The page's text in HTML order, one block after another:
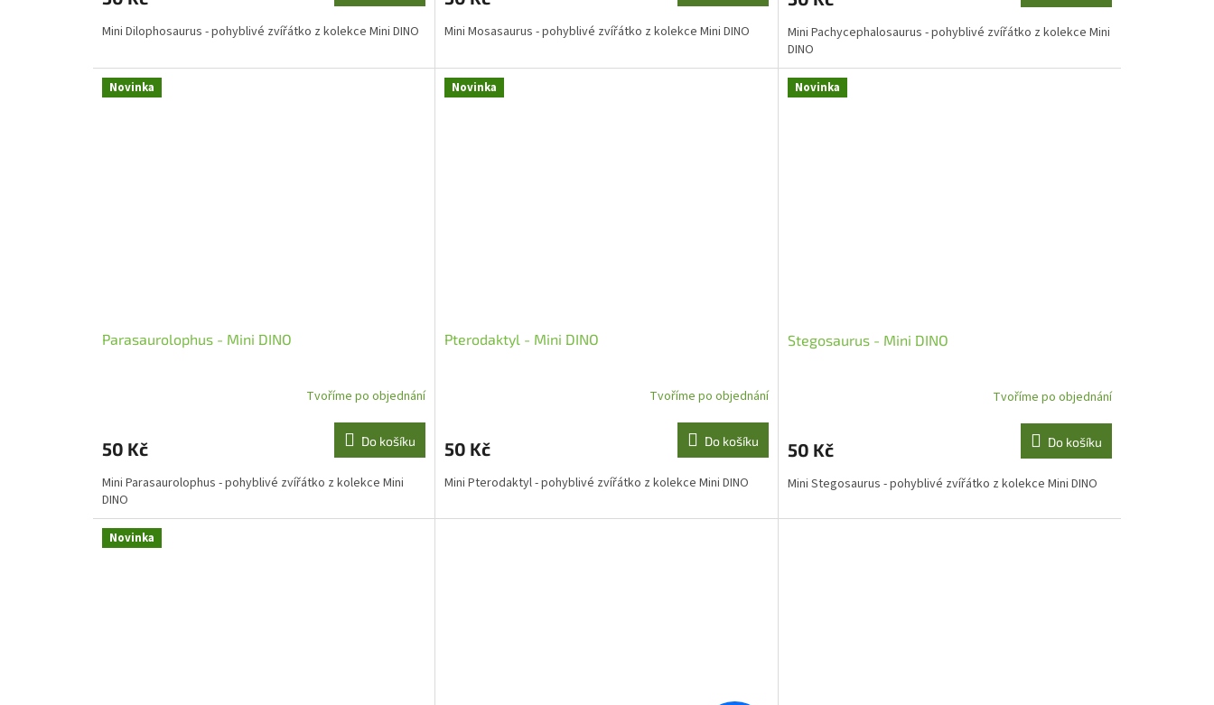
Mini Dilophosaurus - pohyblivé zvířátko z kolekce Mini DINO Mini Mosasaurus - pohyblivé zvířátko z kolekce Mini DINO
Mini Pachycephalosaurus - pohyblivé zvířátko z kolekce Mini
DINO
Novinka
Parasaurolophus - Mini DINO
Tvoříme po objednání
50 Kč Do košíku
Mini Parasaurolophus - pohyblivé zvířátko z kolekce Mini
DINO
Novinka
Pterodaktyl - Mini DINO
Tvoříme po objednání
50 Kč Do košíku
Mini Pterodaktyl - pohyblivé zvířátko z kolekce Mini DINO
Novinka
Stegosaurus - Mini DINO
Tvoříme po objednání
50 Kč Do košíku
Mini Stegosaurus - pohyblivé zvířátko z kolekce Mini DINO
Novinka